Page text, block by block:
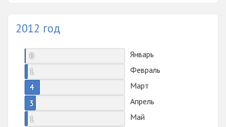
2012 год
0
Январь
1
Февраль
4
Март
3
Апрель
1
Май